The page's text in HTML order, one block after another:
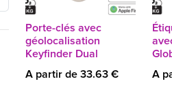
Porte-clés avec
géolocalisation
Keyfinder Dual
A partir de 33.63 €
A